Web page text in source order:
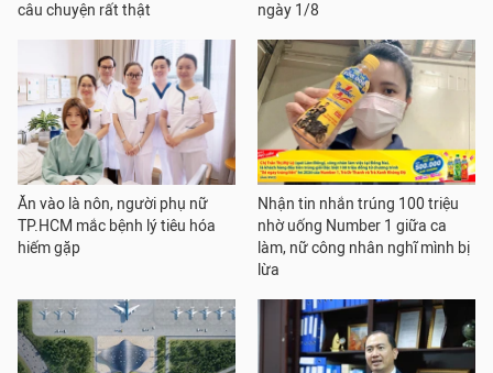
câu chuyện rất thật
ngày 1/8
Ăn vào là nôn, người phụ nữ
TP.HCM mắc bệnh lý tiêu hóa
hiếm gặp
Nhận tin nhắn trúng 100 triệu
nhờ uống Number 1 giữa ca
làm, nữ công nhân nghĩ mình bị
lừa